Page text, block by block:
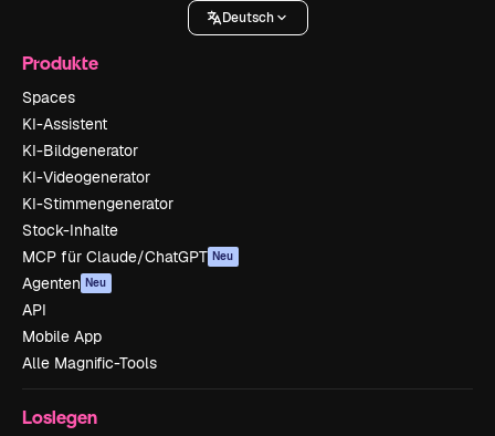
Deutsch
Produkte
Spaces
KI-Assistent
KI-Bildgenerator
KI-Videogenerator
KI-Stimmengenerator
Stock-Inhalte
MCP für Claude/ChatGPT Neu
Agenten Neu
API
Mobile App
Alle Magnific-Tools
Loslegen